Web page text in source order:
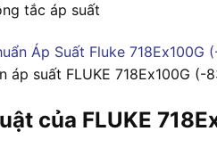
tắc áp suất
áp suất FLUKE 718Ex100G
của FLUKE